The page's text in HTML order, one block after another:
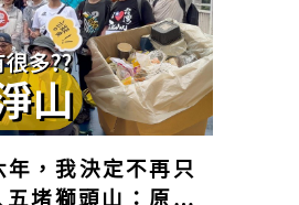
年，我決定不再只
堵獅頭山：原本